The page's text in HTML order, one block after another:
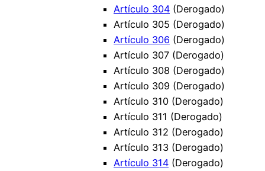
Artículo 304 (Derogado)
Artículo 305 (Derogado)
Artículo 306 (Derogado)
Artículo 307 (Derogado)
Artículo 308 (Derogado)
Artículo 309 (Derogado)
Artículo 310 (Derogado)
Artículo 311 (Derogado)
Artículo 312 (Derogado)
Artículo 313 (Derogado)
Artículo 314 (Derogado)